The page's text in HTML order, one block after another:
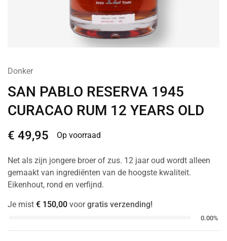
Donker
SAN PABLO RESERVA 1945
CURACAO RUM 12 YEARS OLD
€ 49,95 Op voorraad
Net als zijn jongere broer of zus. 12 jaar oud wordt alleen
gemaakt van ingrediënten van de hoogste kwaliteit.
Eikenhout, rond en verfijnd.
Je mist € 150,00 voorgratis verzending!
0.00%